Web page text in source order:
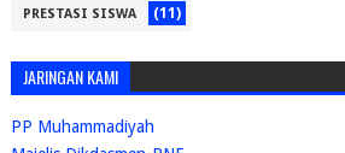
PRESTASI SISWA (11)
JARINGAN KAMI
PP Muhammadiyah